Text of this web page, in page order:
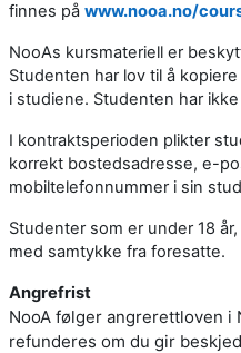
finnes på www.nooa.no/
NooAs kursmateriell er
Studenten har lov til å
i studiene. Studenten har
I kontraktsperioden plikter
korrekt bostedsadresse, e-
mobiltelefonnummer i sin
Studenter som er under 18
med samtykke fra foresatte.
Angrefrist
NooA følger angrerettloven i
refunderes om du gir